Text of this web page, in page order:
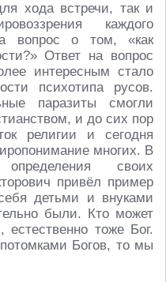
хода встречи, так и
каждого
вопрос о том, «как
Ответ на вопрос
интересным стало
психотипа русов.
паразиты смогли
и до сих пор
религии и сегодня
многих. В
определения своих
привёл пример
детьми и внуками
были. Кто может
тоже Бог.
Богов, то мы